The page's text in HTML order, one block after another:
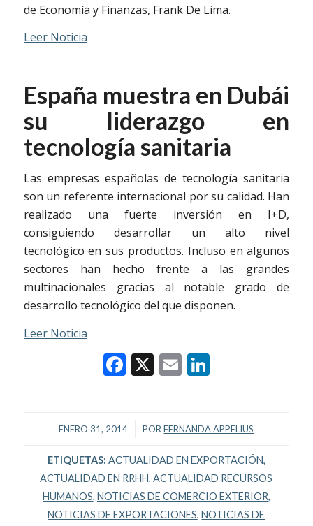
de Economía y Finanzas, Frank De Lima.
Leer Noticia
España muestra en Dubái
su liderazgo en
tecnología sanitaria
Las empresas españolas de tecnología sanitaria
son un referente internacional por su calidad. Han
realizado una fuerte inversión en I+D,
consiguiendo desarrollar un alto nivel
tecnológico en sus productos. Incluso en algunos
sectores han hecho frente a las grandes
multinacionales gracias al notable grado de
desarrollo tecnológico del que disponen.
Leer Noticia
Facebook
X EmailLinkedIn
ENERO 31, 2014
/ PORFERNANDA APPELIUS
ETIQUETAS: ACTUALIDAD EN EXPORTACIÓN,
ACTUALIDAD EN RRHH,ACTUALIDAD RECURSOS
HUMANOS, NOTICIAS DE COMERCIO EXTERIOR,
NOTICIAS DE EXPORTACIONES,NOTICIAS DE